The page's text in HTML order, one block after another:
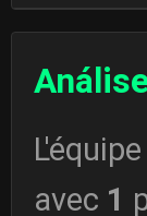
avec 1